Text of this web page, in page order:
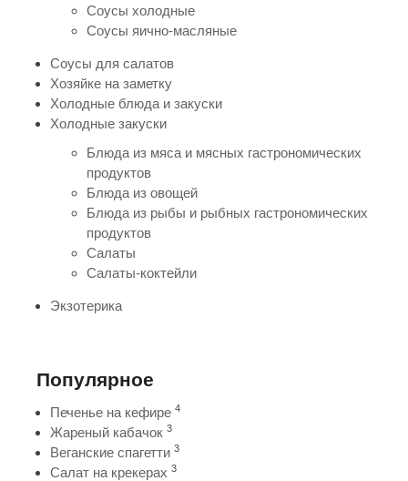
Соусы холодные
Соусы яично-масляные
Соусы для салатов
Хозяйке на заметку
Холодные блюда и закуски
Холодные закуски
Блюда из мяса и мясных гастрономических
продуктов
Блюда из овощей
Блюда из рыбы и рыбных гастрономических
продуктов
Салаты
Салаты-коктейли
Экзотерика
Популярное
Печенье на кефире 4
Жареный кабачок 3
Веганские спагетти 3
Салат на крекерах 3